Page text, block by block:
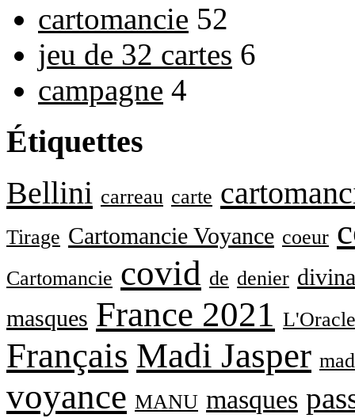
cartomancie 52
jeu de 32 cartes 6
campagne 4
Étiquettes
Bellini carreau carte
Tirage Cartomancie Voyance coeur
Cartomancie covid de denier
masques France 2021
Français Madi Jasper
voyance MANU masques